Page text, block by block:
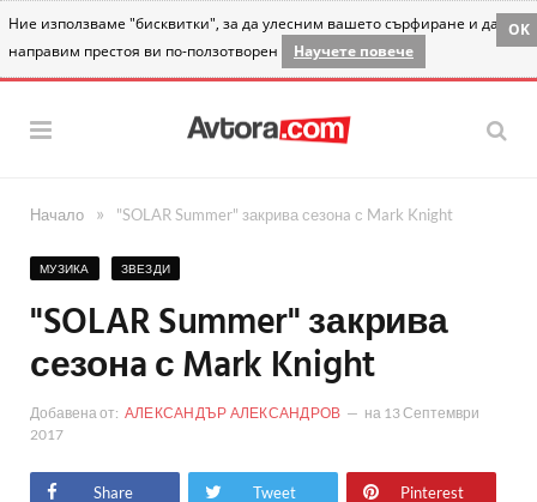
Ние използваме "бисквитки", за да улесним вашето сърфиране и да
направим престоя ви по-ползотворен
Научете повече
OK
Начало » "SOLAR Summer" закрива сезонa с Mark Knight
МУЗИКА ЗВЕЗДИ
"SOLAR Summer" закрива
сезонa с Mark Knight
Добавена от: АЛЕКСАНДЪР АЛЕКСАНДРОВ на 13 Септември
2017
Share Tweet Pinterest